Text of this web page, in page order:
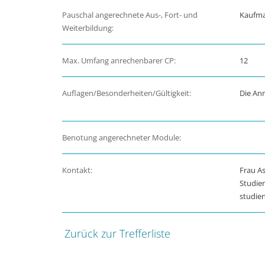
Pauschal angerechnete Aus-, Fort- und
Weiterbildung:
Max. Umfang anrechenbarer CP: 12
Auflagen/Besonderheiten/Gültigkeit: Die
Benotung angerechneter Module:
Kontakt:
Frau
Zurück zur Trefferliste